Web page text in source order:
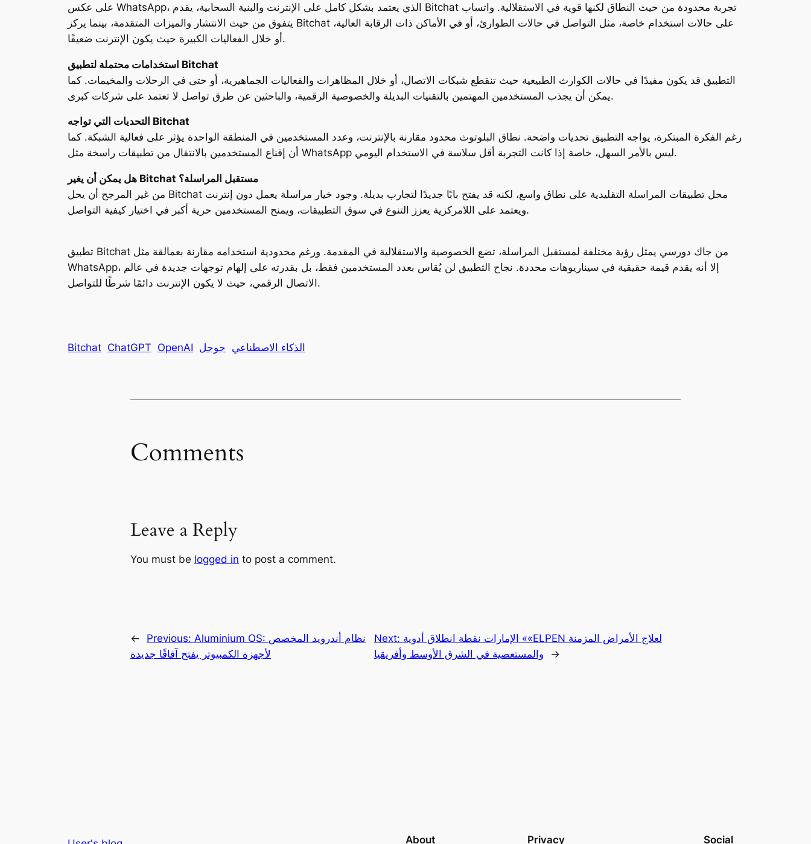
على عكس WhatsApp، الذي يعتمد بشكل كامل على الإنترنت والبنية السحابية، يقدم Bitchat تجربة محدودة من حيث النطاق لكنها قوية في الاستقلالية. واتساب
يتفوق من حيث الانتشار والميزات المتقدمة، بينما يركز Bitchat على حالات استخدام خاصة، مثل التواصل في حالات الطوارئ، أو في الأماكن ذات الرقابة العالية،
أو خلال الفعاليات الكبيرة حيث يكون الإنترنت ضعيفًا.
استخدامات محتملة لتطبيق Bitchat
التطبيق قد يكون مفيدًا في حالات الكوارث الطبيعية حيث تنقطع شبكات الاتصال، أو خلال المظاهرات والفعاليات الجماهيرية، أو حتى في الرحلات والمخيمات. كما
يمكن أن يجذب المستخدمين المهتمين بالتقنيات البديلة والخصوصية الرقمية، والباحثين عن طرق تواصل لا تعتمد على شركات كبرى.
التحديات التي تواجه Bitchat
رغم الفكرة المبتكرة، يواجه التطبيق تحديات واضحة. نطاق البلوتوث محدود مقارنة بالإنترنت، وعدد المستخدمين في المنطقة الواحدة يؤثر على فعالية الشبكة. كما
أن إقناع المستخدمين بالانتقال من تطبيقات راسخة مثل WhatsApp ليس بالأمر السهل، خاصة إذا كانت التجربة أقل سلاسة في الاستخدام اليومي.
هل يمكن أن يغير Bitchat مستقبل المراسلة؟
من غير المرجح أن يحل Bitchat محل تطبيقات المراسلة التقليدية على نطاق واسع، لكنه قد يفتح بابًا جديدًا لتجارب بديلة. وجود خيار مراسلة يعمل دون إنترنت
ويعتمد على اللامركزية يعزز التنوع في سوق التطبيقات، ويمنح المستخدمين حرية أكبر في اختيار كيفية التواصل.
تطبيق Bitchat من جاك دورسي يمثل رؤية مختلفة لمستقبل المراسلة، تضع الخصوصية والاستقلالية في المقدمة. ورغم محدودية استخدامه مقارنة بعمالقة مثل
WhatsApp، إلا أنه يقدم قيمة حقيقية في سيناريوهات محددة. نجاح التطبيق لن يُقاس بعدد المستخدمين فقط، بل بقدرته على إلهام توجهات جديدة في عالم
الاتصال الرقمي، حيث لا يكون الإنترنت دائمًا شرطًا للتواصل.
Bitchat ChatGPT OpenAI الذكاء الاصطناعي جوجل
Comments
Leave a Reply
You must be logged in to post a comment.
← Previous: Aluminium OS: نظام أندرويد المخصص
لأجهزة الكمبيوتر يفتح آفاقًا جديدة
Next: الإمارات نقطة انطلاق أدوية ««ELPEN لعلاج الأمراض المزمنة
والمستعصية في الشرق الأوسط وأفريقيا
→
About Privacy Social